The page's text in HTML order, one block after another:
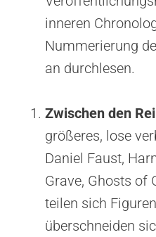
inneren
Nummerierung
an durchlesen.
Zwischen den
größeres, lose
Daniel Faust,
Grave, Ghosts of
teilen sich
überschneiden